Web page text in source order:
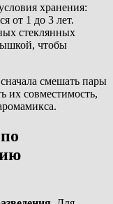
хранения:
от 1 до 3 лет.
стеклянных
чтобы
смешать пары
их совместимость,